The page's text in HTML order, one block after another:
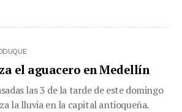
el aguacero en Medellín
las 3 de la tarde de este domingo
la lluvia en la capital antioqueña.